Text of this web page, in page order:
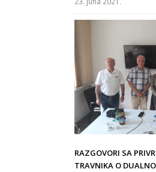
RAZGOVORI SA
TRAVNIKA O